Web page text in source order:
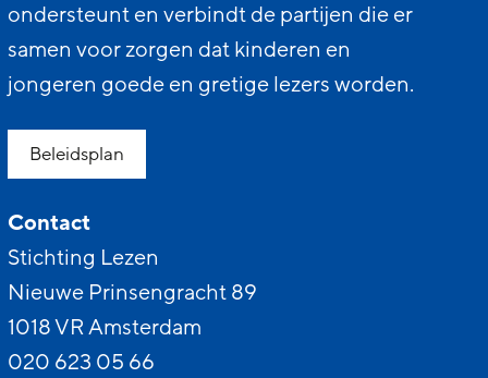
ondersteunt en verbindt de partijen die er
samen voor zorgen dat kinderen en
jongeren goede en gretige lezers worden.
Beleidsplan
Contact
Stichting Lezen
Nieuwe Prinsengracht 89
1018 VR Amsterdam
020 623 05 66